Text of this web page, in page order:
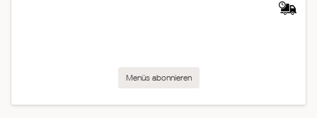
Menüs abonnieren